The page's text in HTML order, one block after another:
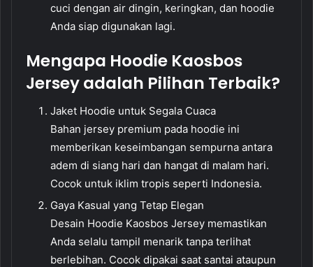
cuci dengan air dingin, keringkan, dan hoodie
Anda siap digunakan lagi.
Mengapa Hoodie Kaosbos
Jersey adalah Pilihan Terbaik?
Jaket Hoodie untuk Segala Cuaca
Bahan jersey premium pada hoodie ini
memberikan keseimbangan sempurna antara
adem di siang hari dan hangat di malam hari.
Cocok untuk iklim tropis seperti Indonesia.
Gaya Kasual yang Tetap Elegan
Desain Hoodie Kaosbos Jersey memastikan
Anda selalu tampil menarik tanpa terlihat
berlebihan. Cocok dipakai saat santai ataupun